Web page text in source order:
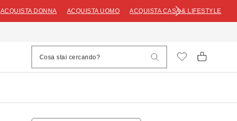
ACQUISTA DONNA ACQUISTA UOMO ACQUISTA CASA & LIFESTYLE